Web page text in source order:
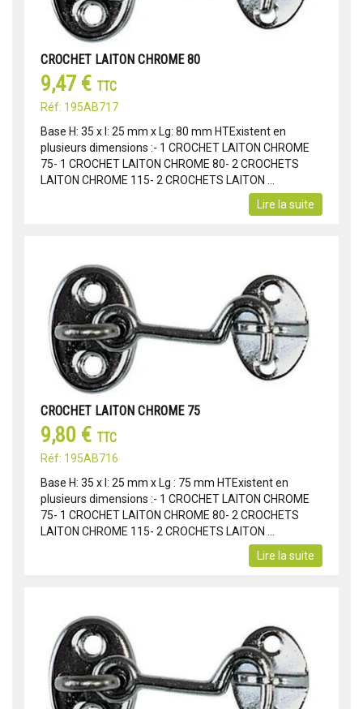
CROCHET LAITON CHROME 80
9,47 € TTC
Réf: 195AB717
Base H: 35 x l: 25 mm x Lg: 80 mm HTExistent en
plusieurs dimensions :- 1 CROCHET LAITON CHROME
75- 1 CROCHET LAITON CHROME 80- 2 CROCHETS
LAITON CHROME 115- 2 CROCHETS LAITON ...
Lire la suite
CROCHET LAITON CHROME 75
9,80 € TTC
Réf: 195AB716
Base H: 35 x l: 25 mm x Lg : 75 mm HTExistent en
plusieurs dimensions :- 1 CROCHET LAITON CHROME
75- 1 CROCHET LAITON CHROME 80- 2 CROCHETS
LAITON CHROME 115- 2 CROCHETS LAITON ...
Lire la suite